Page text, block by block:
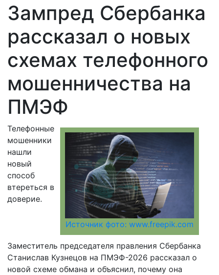
Зампред Сбербанка
рассказал о новых
схемах телефонного
мошенничества на
ПМЭФ
Источник фото: www.freepik.com
Телефонные
мошенники
нашли
новый
способ
втереться в
доверие.
Заместитель председателя правления Сбербанка
Станислав Кузнецов на ПМЭФ-2026 рассказал о
новой схеме обмана и объяснил, почему она